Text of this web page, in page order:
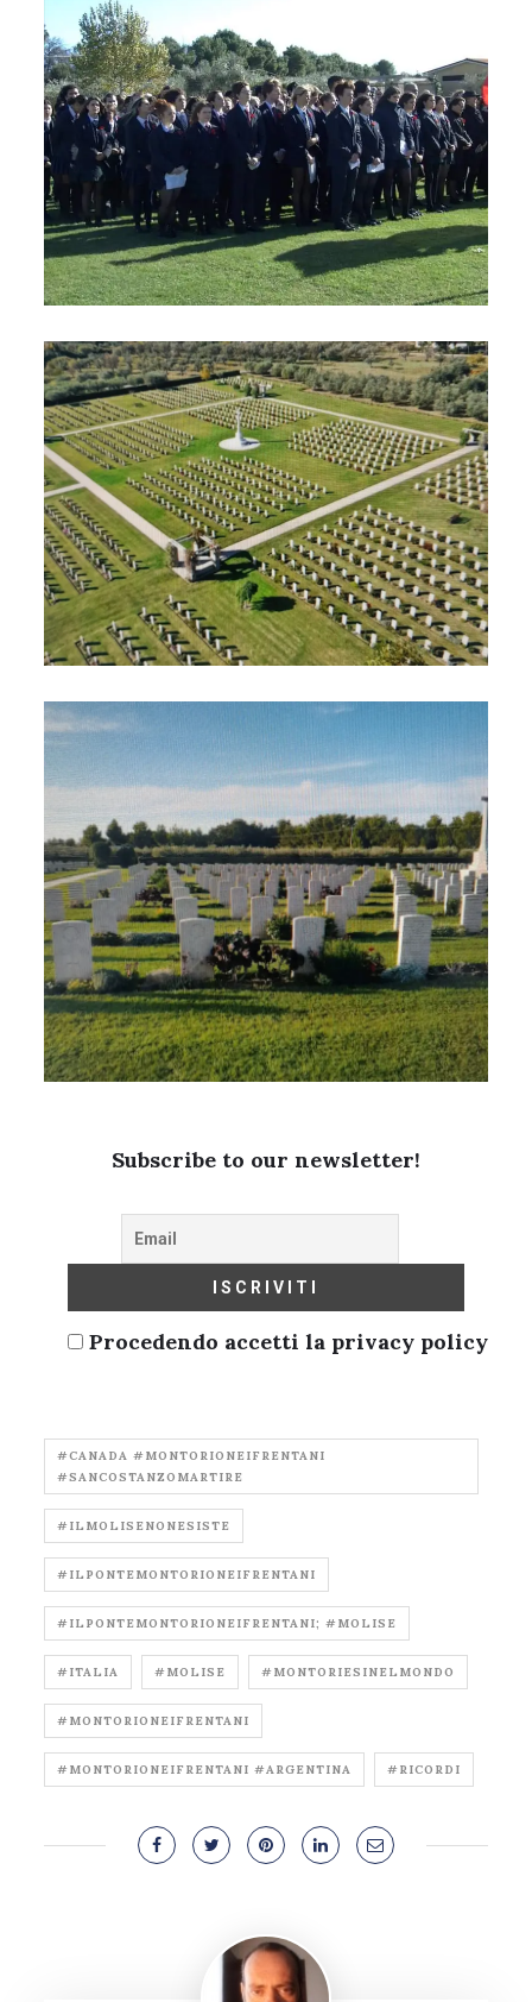
Subscribe to our newsletter!
Procedendo accetti la privacy policy
#CANADA #MONTORIONEIFRENTANI
#SANCOSTANZOMARTIRE
#ILMOLISENONESISTE
#ILPONTEMONTORIONEIFRENTANI
#ILPONTEMONTORIONEIFRENTANI; #MOLISE
#ITALIA #MOLISE #MONTORIESINELMONDO
#MONTORIONEIFRENTANI
#MONTORIONEIFRENTANI #ARGENTINA #RICORDI